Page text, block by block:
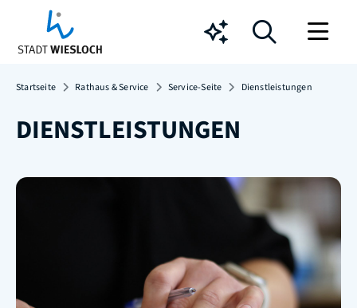
Chatbot
Startseite Rathaus & Service Service-Seite Dienstleistungen
DIENSTLEISTUNGEN